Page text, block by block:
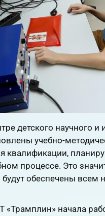
детского научного
учебно-
квалификации,
процессе. Это
обеспечены всем
начала